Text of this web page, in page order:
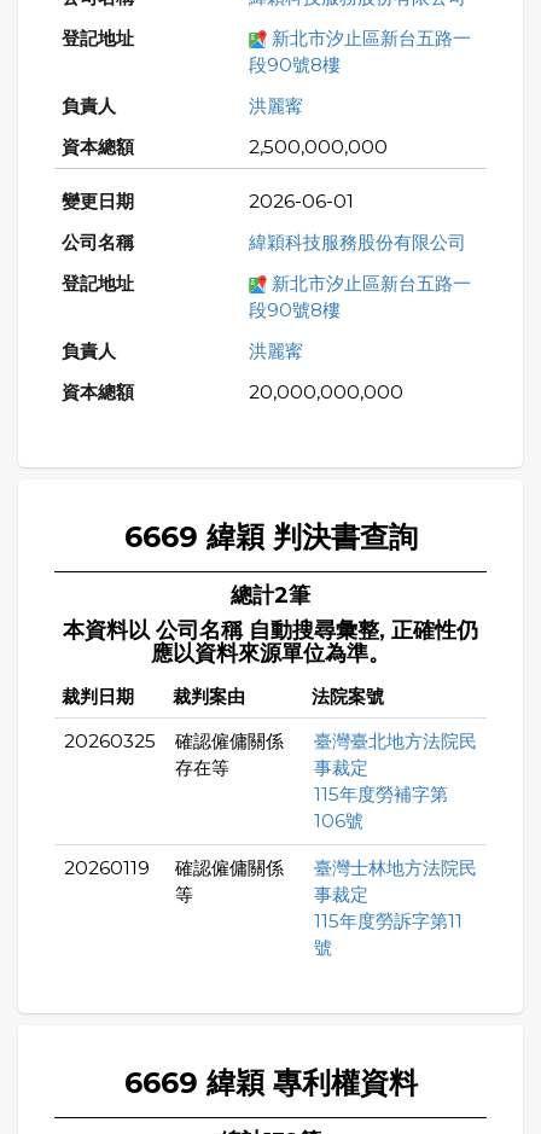
新北市汐止區新台五路一
段90號8樓
洪麗寗
2,500,000,000
2026-06-01
緯穎科技服務股份有限公司
新北市汐止區新台五路一
段90號8樓
洪麗寗
20,000,000,000
6669 緯穎 判決書查詢
總計2筆
本資料以 公司名稱 自動搜尋彙整, 正確性仍
應以資料來源單位為準。
裁判日期 裁判案由 法院案號
20260325
確認僱傭關係
存在等
臺灣臺北地方法院民
事裁定
115年度勞補字第
106號
20260119
確認僱傭關係
等
臺灣士林地方法院民
事裁定
115年度勞訴字第11
號
6669 緯穎 專利權資料